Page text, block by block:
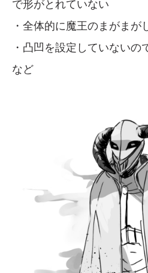
で形がとれていない
・全体的に魔王のまがまが
・凸凹を設定していない
など